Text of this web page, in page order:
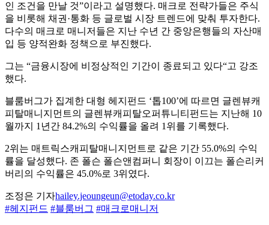
인 조건을 만날 것”이라고 설명했다. 매크로 전략가들은 주식
을 비롯해 채권·통화 등 글로벌 시장 트렌드에 맞춰 투자한다.
다수의 매크로 매니저들은 지난 수년 간 중앙은행들의 자산매
입 등 양적완화 정책으로 부진했다.
그는 “금융시장에 비정상적인 기간이 종료되고 있다“고 강조
했다.
블룸버그가 집계한 대형 헤지펀드 ‘톱100’에 따르면 글렌뷰캐
피탈매니지먼트의 글렌뷰캐피탈오퍼튜니티펀드는 지난해 10
월까지 1년간 84.2%의 수익률을 올려 1위를 기록했다.
2위는 매트릭스캐피탈매니지먼트로 같은 기간 55.0%의 수익
률을 달성했다. 존 폴슨 폴슨앤컴퍼니 회장이 이끄는 폴슨리커
버리의 수익률은 45.0%로 3위였다.
조정은 기자hailey.jeoungeun@etoday.co.kr
#헤지펀드 #블룸버그 #매크로매니저